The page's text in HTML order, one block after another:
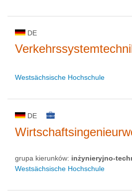
DE
Westsächsische Hochschule
DE
grupa kierunków: inżynieryjno-
Westsächsische Hochschule